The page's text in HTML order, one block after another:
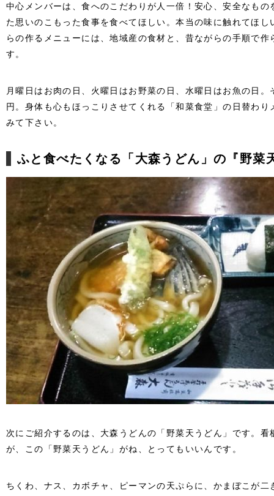
中心メンバーは、食へのこだわりが人一倍！安心、安全なも
た思いのこもった食事を食べてほしい。本当の味に触れてほ
らの作るメニューには、地域産の食材と、昔ながらの手順で
す。
月曜日はお肉の日、火曜日はお野菜の日、水曜日はお魚の日
円。身体も心もほっこりさせてくれる「和菜食堂」の日替わ
みて下さい。
ふと食べたくなる「大森うどん」の『野菜
次にご紹介するのは、大森うどんの「野菜天うどん」です。
が、この「野菜天うどん」がね、とってもいいんです。
ちくわ、ナス、カボチャ、ピーマンの天ぷらに、かまぼこが